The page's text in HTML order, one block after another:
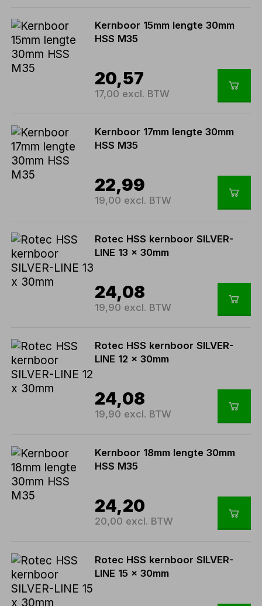
Kernboor 15mm lengte 30mm
HSS M35
20,57
17,00 excl. BTW
Kernboor 17mm lengte 30mm
HSS M35
22,99
19,00 excl. BTW
Rotec HSS kernboor SILVER-
LINE 13 x 30mm
24,08
19,90 excl. BTW
Rotec HSS kernboor SILVER-
LINE 12 x 30mm
24,08
19,90 excl. BTW
Kernboor 18mm lengte 30mm
HSS M35
24,20
20,00 excl. BTW
Rotec HSS kernboor SILVER-
LINE 15 x 30mm